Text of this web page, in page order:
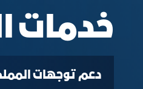
خدمات
دعم توجهات